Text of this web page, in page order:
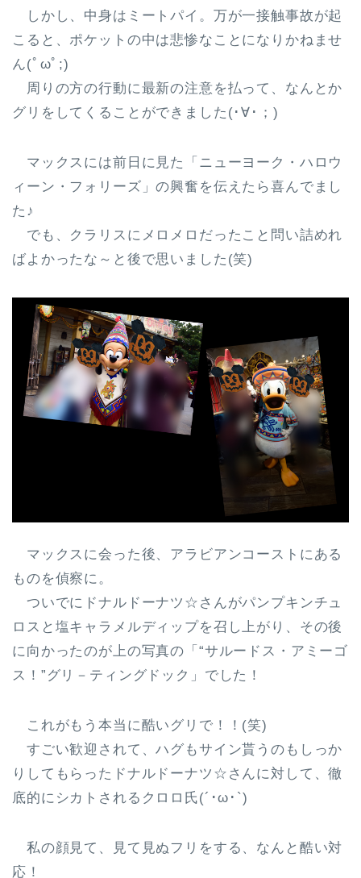
しかし、中身はミートパイ。万が一接触事故が起
こると、ポケットの中は悲惨なことになりかねませ
ん(ﾟωﾟ;)
周りの方の行動に最新の注意を払って、なんとか
グリをしてくることができました(･∀･；)
マックスには前日に見た「ニューヨーク・ハロウ
ィーン・フォリーズ」の興奮を伝えたら喜んでまし
た♪
でも、クラリスにメロメロだったこと問い詰めれ
ばよかったな～と後で思いました(笑)
マックスに会った後、アラビアンコーストにある
ものを偵察に。
ついでにドナルドーナツ☆さんがパンプキンチュ
ロスと塩キャラメルディップを召し上がり、その後
に向かったのが上の写真の「“サルードス・アミーゴ
ス！”グリ－ティングドック」でした！
これがもう本当に酷いグリで！！(笑)
すごい歓迎されて、ハグもサイン貰うのもしっか
りしてもらったドナルドーナツ☆さんに対して、徹
底的にシカトされるクロロ氏(´･ω･`)
私の顔見て、見て見ぬフリをする、なんと酷い対
応！